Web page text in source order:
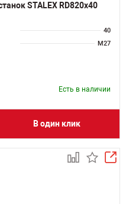
STALEX RD820x40
40
M27
Есть в наличии
В один клик